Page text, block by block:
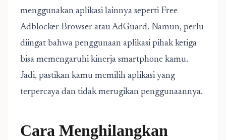
menggunakan aplikasi lainnya seperti Free
Adblocker Browser atau AdGuard. Namun, perlu
diingat bahwa penggunaan aplikasi pihak ketiga
bisa memengaruhi kinerja smartphone kamu.
Jadi, pastikan kamu memilih aplikasi yang
terpercaya dan tidak merugikan penggunaannya.
Cara Menghilangkan